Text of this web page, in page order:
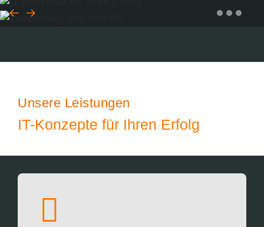
Unsere Leistungen
IT-Konzepte für Ihren Erfolg